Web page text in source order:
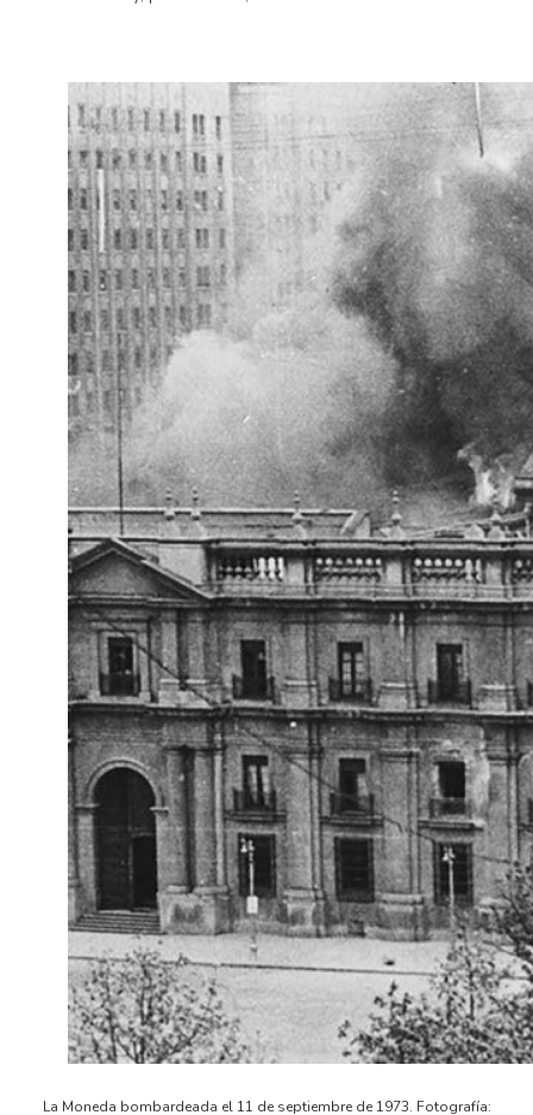
La Moneda bombardeada el 11 de septiembre de 1973. Fotografía: